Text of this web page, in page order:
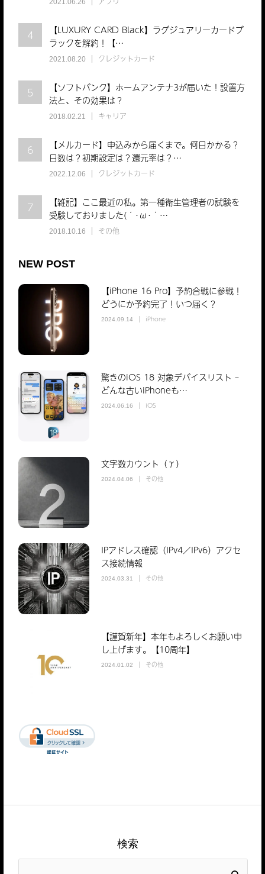
2021.06.26
4
【LUXURY CARD Black】ラグジュアリーカードブ
ラックを解約！【…
2021.08.20 クレジットカード
5
【ソフトバンク】ホームアンテナ3が届いた！設置方
法と、その効果は？
2018.02.21 キャリア
6
【メルカード】申込みから届くまで。何日かかる？
日数は？初期設定は？還元率は？…
2022.12.06 クレジットカード
7
【雑記】ここ最近の私。第一種衛生管理者の試験を
受験しておりました(´･ω･｀…
2018.10.16 その他
NEW POST
【iPhone 16 Pro】予約合戦に参戦！
どうにか予約完了！いつ届く？
2024.09.14 iPhone
驚きのiOS 18 対象デバイスリスト –
どんな古いiPhoneも…
2024.06.16 iOS
文字数カウント（γ）
2024.04.06 その他
IPアドレス確認（IPv4／IPv6）アクセ
ス接続情報
2024.03.31 その他
【謹賀新年】本年もよろしくお願い申
し上げます。【10周年】
2024.01.02 その他
検索